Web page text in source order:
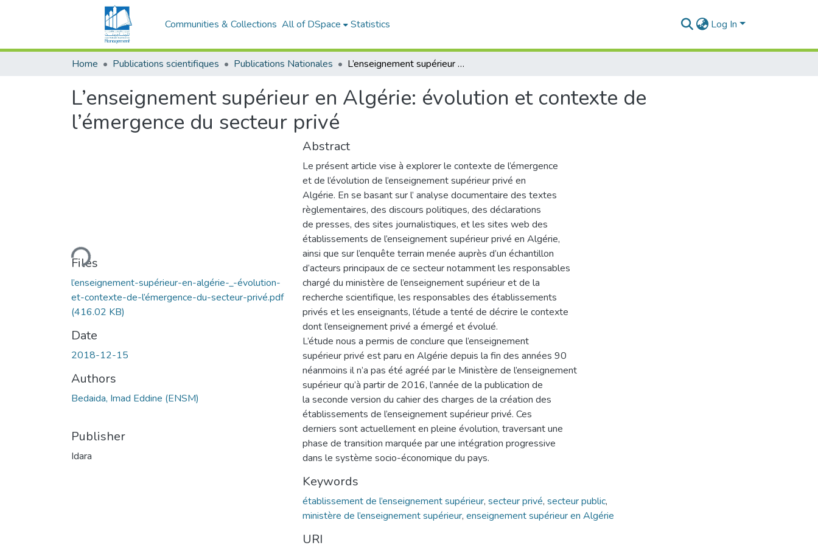
Communities & Collections All of DSpace Statistics Log In
Home Publications scientifiques Publications Nationales L’enseignement supérieur en Algérie: évolution et contexte de l’émergence du secteur privé
L’enseignement supérieur en Algérie: évolution et contexte de
l’émergence du secteur privé
Loading...
Files
l’enseignement-supérieur-en-algérie-_-évolution-
et-contexte-de-l’émergence-du-secteur-privé.pdf
(416.02 KB)
Date
2018-12-15
Authors
Bedaida, Imad Eddine (ENSM)
Publisher
Idara
Abstract
Le présent article vise à explorer le contexte de l’émergence
et de l’évolution de l’enseignement supérieur privé en
Algérie. En se basant sur l’ analyse documentaire des textes
règlementaires, des discours politiques, des déclarations
de presses, des sites journalistiques, et les sites web des
établissements de l’enseignement supérieur privé en Algérie,
ainsi que sur l’enquête terrain menée auprès d’un échantillon
d’acteurs principaux de ce secteur notamment les responsables
chargé du ministère de l’enseignement supérieur et de la
recherche scientifique, les responsables des établissements
privés et les enseignants, l’étude a tenté de décrire le contexte
dont l’enseignement privé a émergé et évolué.
L’étude nous a permis de conclure que l’enseignement
supérieur privé est paru en Algérie depuis la fin des années 90
néanmoins il n’a pas été agréé par le Ministère de l’enseignement
supérieur qu’à partir de 2016, l’année de la publication de
la seconde version du cahier des charges de la création des
établissements de l’enseignement supérieur privé. Ces
derniers sont actuellement en pleine évolution, traversant une
phase de transition marquée par une intégration progressive
dans le système socio-économique du pays.
Keywords
établissement de l’enseignement supérieur, secteur privé, secteur public,
ministère de l’enseignement supérieur, enseignement supérieur en Algérie
URI